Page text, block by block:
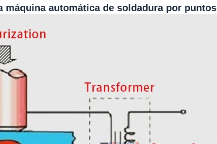
automática de soldadura por puntos